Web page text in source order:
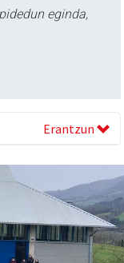
eginda,
Erantzun